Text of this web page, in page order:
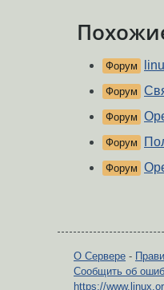
Форум
Форум
Форум
Форум
Форум
О Сервере -
Сообщить об
https://